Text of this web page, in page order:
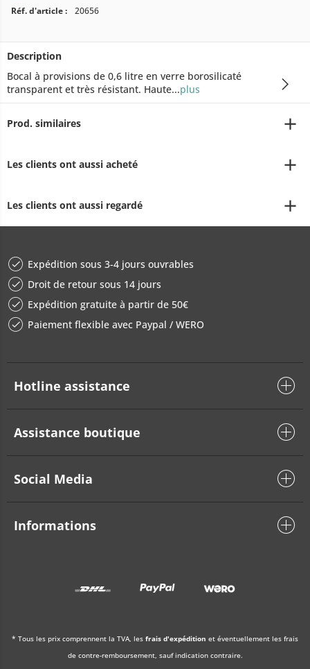
Réf. d'article :
20656
Description
Bocal à provisions de 0,6 litre en verre borosilicaté
transparent et très résistant. Haute...plus
Prod. similaires
Les clients ont aussi acheté
Les clients ont aussi regardé
Expédition sous 3-4 jours ouvrables
Droit de retour sous 14 jours
Expédition gratuite à partir de 50€
Paiement flexible avec Paypal / WERO
Hotline assistance
Assistance boutique
Social Media
Informations
* Tous les prix comprennent la TVA, les frais d'expédition et éventuellement les frais
de contre-remboursement, sauf indication contraire.